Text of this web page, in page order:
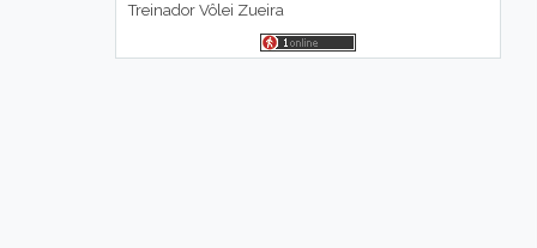
Treinador Vôlei Zueira